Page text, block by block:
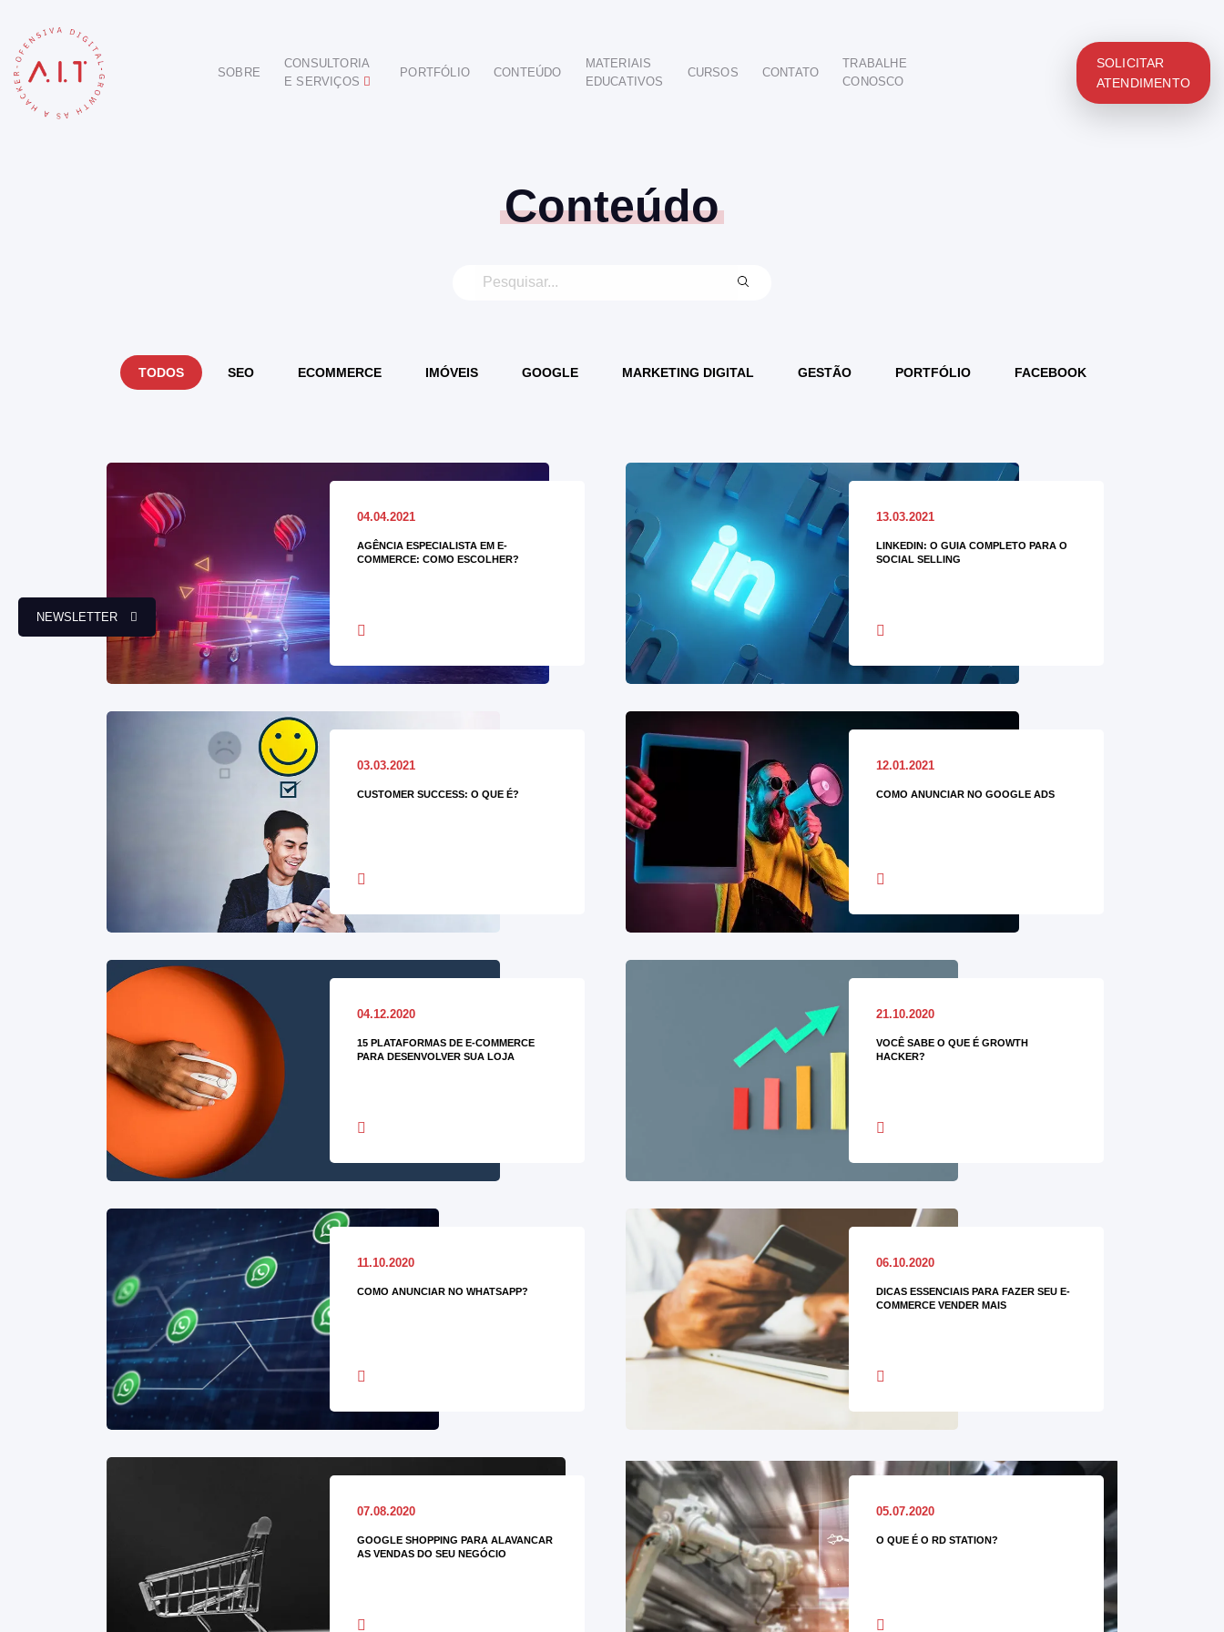
SOBRE
CONSULTORIA
E SERVIÇOS
ODONTOLÓGICO
HOTELARIA
BUSINESS INTELIGENCE
PORTFÓLIO CONTEÚDO
MATERIAIS
EDUCATIVOS
CURSOS CONTATO
TRABALHE
CONOSCO
SOLICITAR
ATENDIMENTO
NEWSLETTER
Conteúdo
TODOS SEO ECOMMERCE IMÓVEIS GOOGLE MARKETING DIGITAL GESTÃO PORTFÓLIO FACEBOOK
04.04.2021
AGÊNCIA ESPECIALISTA EM E-
COMMERCE: COMO ESCOLHER?
13.03.2021
LINKEDIN: O GUIA COMPLETO PARA O
SOCIAL SELLING
03.03.2021
CUSTOMER SUCCESS: O QUE É?
12.01.2021
COMO ANUNCIAR NO GOOGLE ADS
04.12.2020
15 PLATAFORMAS DE E-COMMERCE
PARA DESENVOLVER SUA LOJA
21.10.2020
VOCÊ SABE O QUE É GROWTH
HACKER?
11.10.2020
COMO ANUNCIAR NO WHATSAPP?
06.10.2020
DICAS ESSENCIAIS PARA FAZER SEU E-
COMMERCE VENDER MAIS
07.08.2020
GOOGLE SHOPPING PARA ALAVANCAR
AS VENDAS DO SEU NEGÓCIO
05.07.2020
O QUE É O RD STATION?